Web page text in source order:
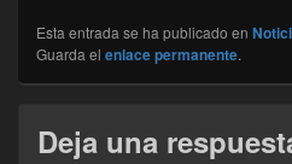
Esta entrada se ha publicado en
Guarda el enlace permanente.
Deja una